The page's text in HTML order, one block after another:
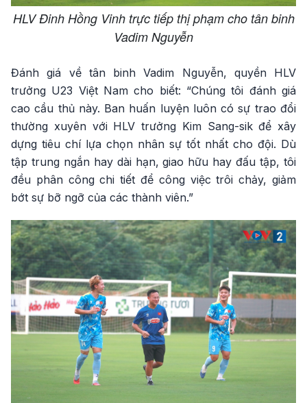
HLV Đinh Hồng Vinh trực tiếp thị phạm cho tân binh
Vadim Nguyễn
Đánh giá về tân binh Vadim Nguyễn, quyền HLV
trưởng U23 Việt Nam cho biết: “Chúng tôi đánh giá
cao cầu thủ này. Ban huấn luyện luôn có sự trao đổi
thường xuyên với HLV trưởng Kim Sang-sik để xây
dựng tiêu chí lựa chọn nhân sự tốt nhất cho đội. Dù
tập trung ngắn hay dài hạn, giao hữu hay đấu tập, tôi
đều phân công chi tiết để công việc trôi chảy, giảm
bớt sự bỡ ngỡ của các thành viên.”